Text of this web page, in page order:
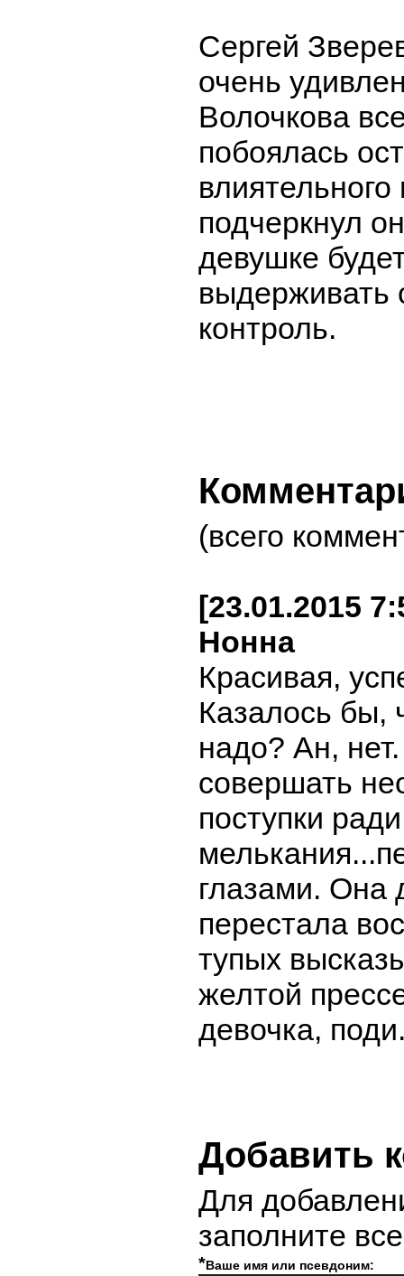
Сергей
очень
Волочкова
побоялась
подчеркнул
девушке
выдерживать
контроль.
(всего
[23.01.2015
Нонна
Красивая,
Казалось бы,
надо? Ан,
совершать
поступки
глазами. Она
перестала
тупых
желтой
девочка,
Добавить
Для
заполните
*Ваше имя или псевдоним: